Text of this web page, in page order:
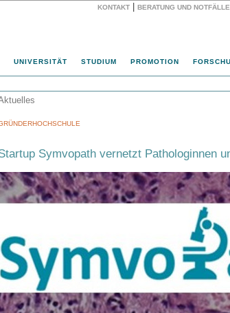
KONTAKT BERATUNG UND NOTFÄLLE
UNIVERSITÄT STUDIUM PROMOTION
Symvopath vernetzt Pathologinnen